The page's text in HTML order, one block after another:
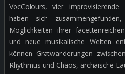
VocColours, vier
haben sich
Möglichkeiten ihrer
und neue musikalische Welten
können Gratwanderungen
Rhythmus und Chaos, archaische